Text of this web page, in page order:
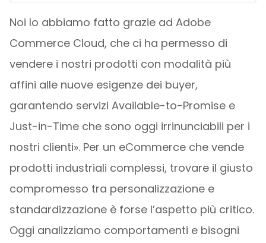
Noi lo abbiamo fatto grazie ad Adobe
Commerce Cloud, che ci ha permesso di
vendere i nostri prodotti con modalità più
affini alle nuove esigenze dei buyer,
garantendo servizi Available-to-Promise e
Just-in-Time che sono oggi irrinunciabili per i
nostri clienti». Per un eCommerce che vende
prodotti industriali complessi, trovare il giusto
compromesso tra personalizzazione e
standardizzazione è forse l’aspetto più critico.
Oggi analizziamo comportamenti e bisogni